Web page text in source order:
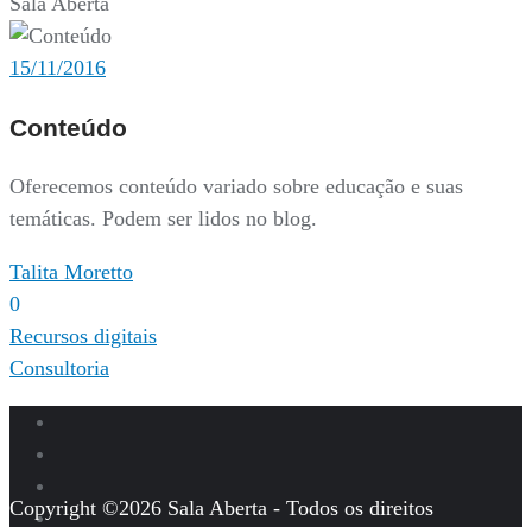
15/11/2016
Conteúdo
Oferecemos conteúdo variado sobre educação e suas
temáticas. Podem ser lidos no blog.
Talita Moretto
0
Navegação
de
Post
Recursos digitais
Consultoria
Copyright ©2026 Sala Aberta - Todos os direitos